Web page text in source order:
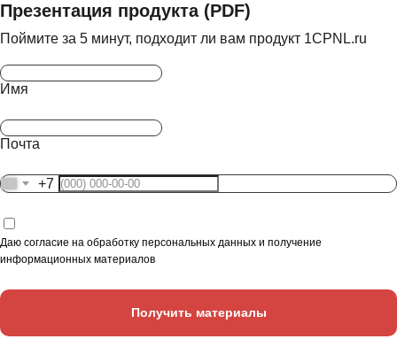
Презентация продукта (PDF)
Поймите за 5 минут, подходит ли вам продукт 1CPNL.ru
Имя
Почта
+7
Даю согласие на обработку персональных данных и получение
информационных материалов
Получить материалы
календарь
Контролирует денежный поток,